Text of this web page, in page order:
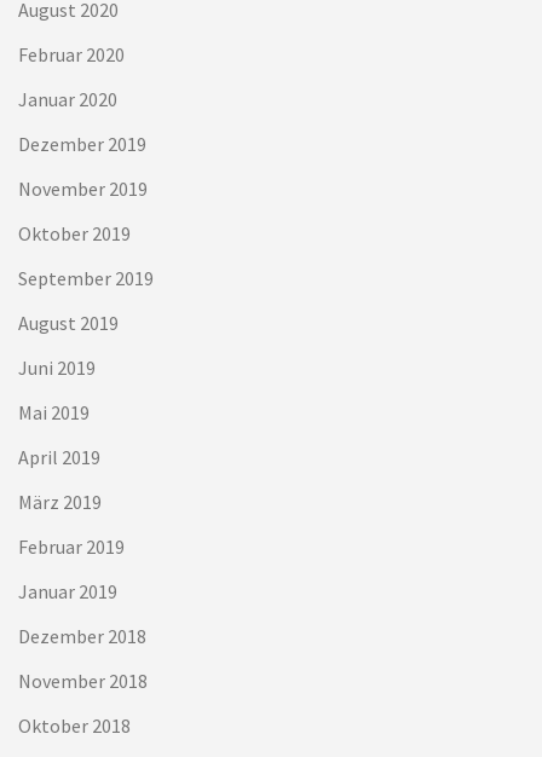
August 2020
Februar 2020
Januar 2020
Dezember 2019
November 2019
Oktober 2019
September 2019
August 2019
Juni 2019
Mai 2019
April 2019
März 2019
Februar 2019
Januar 2019
Dezember 2018
November 2018
Oktober 2018